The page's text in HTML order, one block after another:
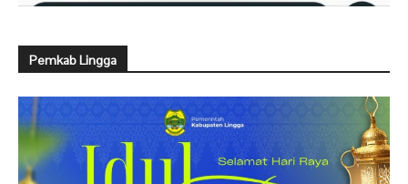
Pemkab Lingga